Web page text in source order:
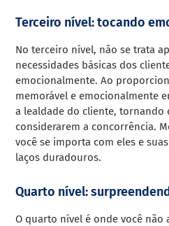
Terceiro nível: tocando
No terceiro nível, não se trata
necessidades básicas dos
emocionalmente. Ao
memorável e emocionalmente
a lealdade do cliente, tornando
considerarem a concorrência.
você se importa com eles e
laços duradouros.
Quarto nível:
O quarto nível é onde você não